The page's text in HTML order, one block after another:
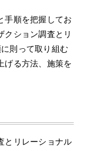
手順を把握してお
クション調査とリ
則って取り組む
げる方法、施策を
とリレーショナル